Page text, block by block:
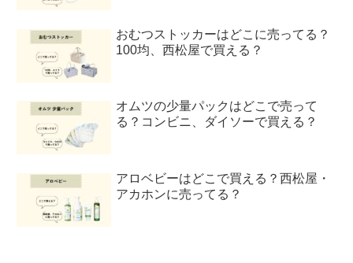
おむつストッカーはどこに売ってる？
100均、西松屋で買える？
オムツの少量パックはどこで売って
る？コンビニ、ダイソーで買える？
アロベビーはどこで買える？西松屋・
アカホンに売ってる？